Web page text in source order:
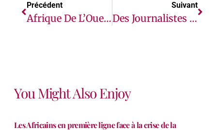
Précédent
Afrique De L’Ouest Et Centrale : 38 Millions De Personnes Menacées Par La Faim, L’ONU Appelle À Agir Dès Maintenant
Suivant
Des Journalistes Sensibilisés Sur Les Acquis Du Projet Pesticides
You Might Also Enjoy
Les Africains en première ligne face à la crise de la